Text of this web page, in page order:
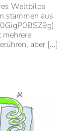
Weltbilds
stammen aus
aber [...]